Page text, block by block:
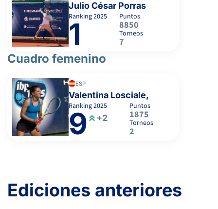
Julio César Porras
Ranking2025
1 Puntos
8850
Torneos
7
Cuadro femenino
ESP
Valentina Losciale,
Ranking2025
9 +2
Puntos
1875
Torneos
2
Ediciones anteriores